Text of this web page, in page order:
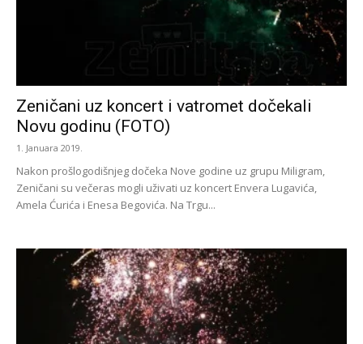
Zeničani uz koncert i vatromet dočekali
Novu godinu (FOTO)
1. Januara 2019.
Nakon prošlogodišnjeg dočeka Nove godine uz grupu Miligram,
Zeničani su večeras mogli uživati uz koncert Envera Lugavića,
Amela Ćurića i Enesa Begovića. Na Trgu...